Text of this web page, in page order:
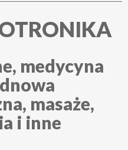
medycyna
masaże,
i inne